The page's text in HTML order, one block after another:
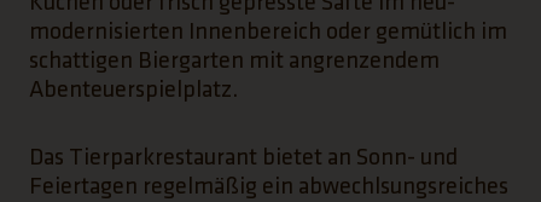
modernisierten Innenbereich oder gemütlich im
schattigen Biergarten mit angrenzendem
Abenteuerspielplatz.
Das Tierparkrestaurant bietet an Sonn- und
Feiertagen regelmäßig ein abwechlsungsreiches